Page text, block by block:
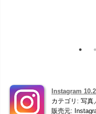
Instagram
カテゴリ: 写真
販売元: